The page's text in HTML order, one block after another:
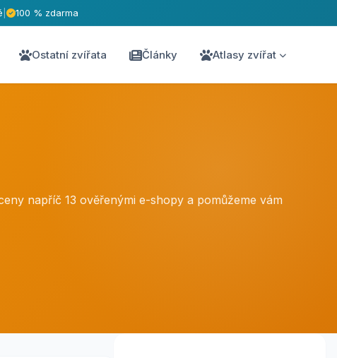
100 % zdarma
Ostatní zvířata Články Atlasy zvířat
napříč 13 ověřenými e-shopy a pomůžeme vám